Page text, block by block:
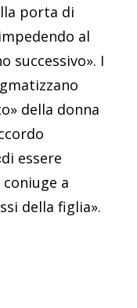
porta di
al
successivo». I
della donna
essere
a
della figlia».